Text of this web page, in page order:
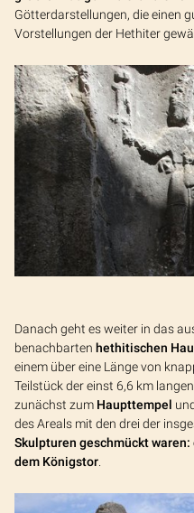
Götterdarstellungen, die einen
Vorstellungen der Hethiter
Danach geht es weiter in das
benachbarten hethitischen
einem über eine Länge von
Teilstück der einst 6,6 km
zunächst zum Haupttempel
des Areals mit den drei der
Skulpturen geschmückt
dem Königstor